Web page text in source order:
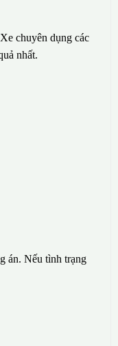
chuyên dụng các
nhất.
án. Nếu tình trạng